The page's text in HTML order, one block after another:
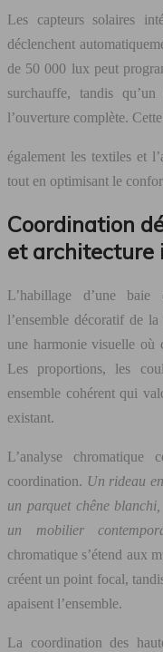
Les capteurs solaires
déclenchent
de 50 000 lux peut
surchauffe, tandis
l’ouverture complète.
également les textiles et
tout en optimisant le
Coordination
et architecture
L’habillage d’une
l’ensemble décoratif de
une harmonie visuelle où
Les proportions, les
ensemble cohérent qui
existant.
L’analyse
coordination. Un rideau
un parquet chêne
un mobilier
chromatique s’étend aux
créent un point focal,
apaisent l’ensemble.
La coordination des